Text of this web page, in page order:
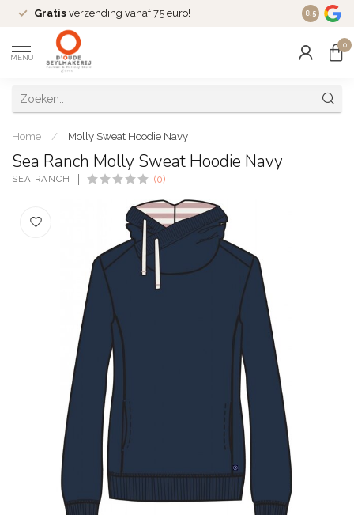
Gratis verzending vanaf 75 euro! Dé
8.5
MENU
0
Home / Molly Sweat Hoodie Navy
Sea Ranch Molly Sweat Hoodie Navy
SEA RANCH (0)